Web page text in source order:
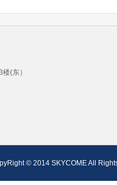
(东）
© 2014 SKYCOME All